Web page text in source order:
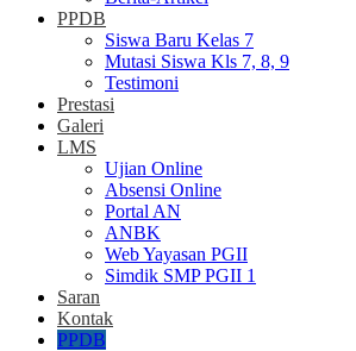
PPDB
Siswa Baru Kelas 7
Mutasi Siswa Kls 7, 8, 9
Testimoni
Prestasi
Galeri
LMS
Ujian Online
Absensi Online
Portal AN
ANBK
Web Yayasan PGII
Simdik SMP PGII 1
Saran
Kontak
PPDB